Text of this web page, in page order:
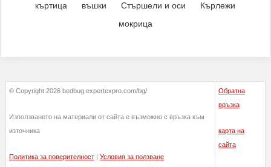
къртица
въшки Стършели и оси
Кърлежи
мокрица
© Copyright 2026 bedbug.expertexpro.com/bg/
Използването на материали от сайта е възможно с връзка към
източника
Политика за поверителност | Условия за ползване
Обратна
връзка
карта на
сайта